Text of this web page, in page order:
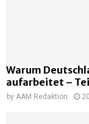
Warum
aufarbeitet –
by AAM Redaktion